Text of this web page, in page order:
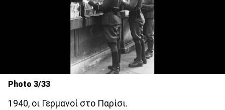
Photo 3/33
1940, οι Γερμανοί στο Παρίσι.